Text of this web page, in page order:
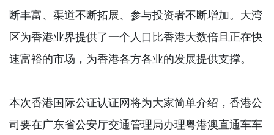
断丰富、渠道不断拓展、参与投资者不断增加。大湾
区为香港业界提供了一个人口比香港大数倍且正在快
速富裕的市场，为香港各方各业的发展提供支撑。
本次香港国际公证认证网将为大家简单介绍，香港公
司要在广东省公安厅交通管理局办理粤港澳直通车车